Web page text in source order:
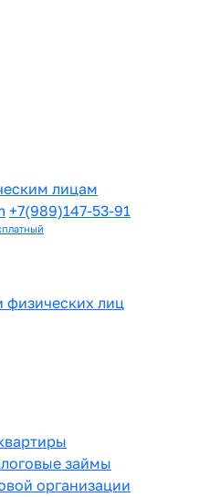
лицам
+7(989)147-53-91
физических лиц
займы
организации